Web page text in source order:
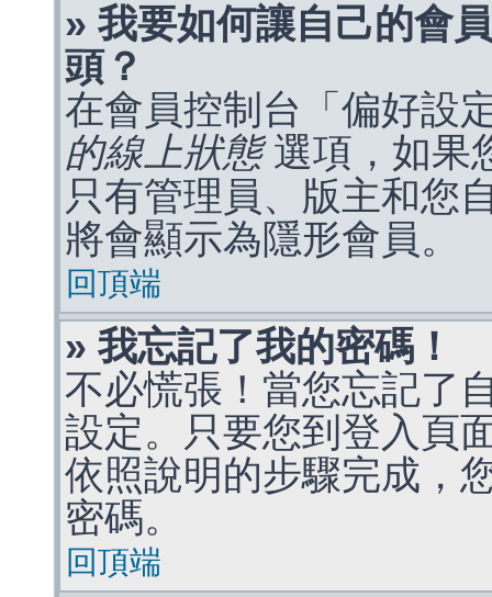
» 我要如何讓自己的會
頭？
在會員控制台「偏好設
的線上狀態選項，如果
只有管理員、版主和您
將會顯示為隱形會員。
回頂端
» 我忘記了我的密碼！
不必慌張！當您忘記了
設定。只要您到登入頁
依照說明的步驟完成，
密碼。
回頂端